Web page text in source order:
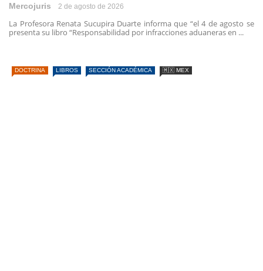
Mercojuris 2 de agosto de 2026
La Profesora Renata Sucupira Duarte informa que “el 4 de agosto se
presenta su libro “Responsabilidad por infracciones aduaneras en ...
DOCTRINA LIBROS SECCIÓN ACADÉMICA 🇲🇽 MEX